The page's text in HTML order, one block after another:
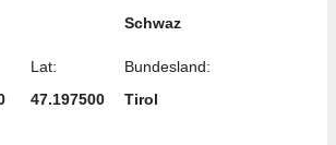
Schwaz
Lat:
47.197500
Bundesland:
Tirol